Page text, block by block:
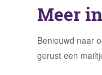
Meer
Benieuwd naar
gerust een